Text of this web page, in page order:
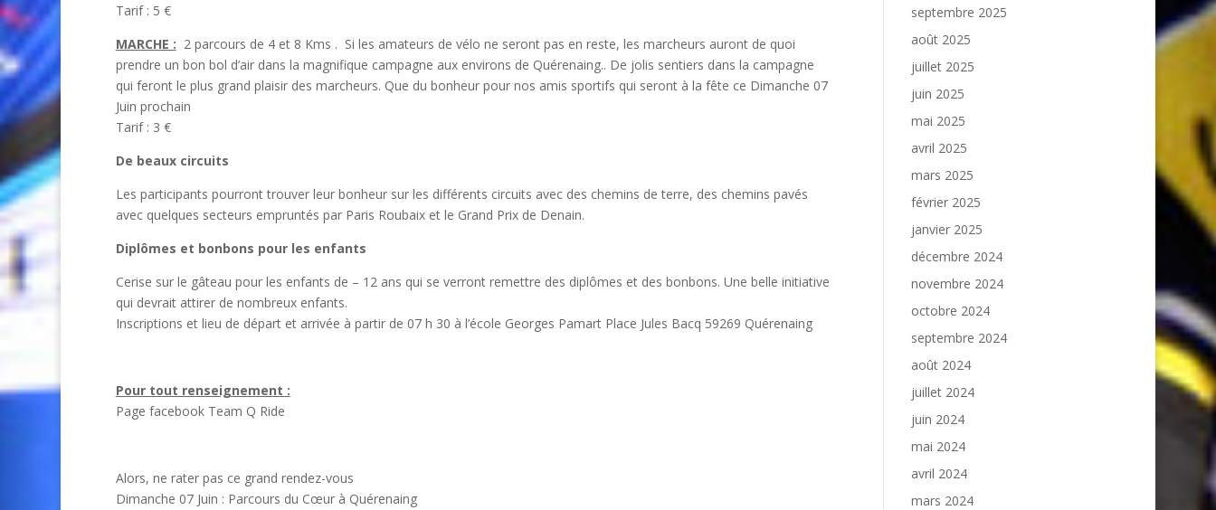
Tarif : 5 €
MARCHE : 2 parcours de 4 et 8 Kms . Si les amateurs de vélo ne seront pas en reste, les marcheurs auront de quoi
prendre un bon bol d’air dans la magnifique campagne aux environs de Quérenaing.. De jolis sentiers dans la campagne
qui feront le plus grand plaisir des marcheurs. Que du bonheur pour nos amis sportifs qui seront à la fête ce Dimanche 07
Juin prochain
Tarif : 3 €
De beaux circuits
Les participants pourront trouver leur bonheur sur les différents circuits avec des chemins de terre, des chemins pavés
avec quelques secteurs empruntés par Paris Roubaix et le Grand Prix de Denain.
Diplômes et bonbons pour les enfants
Cerise sur le gâteau pour les enfants de – 12 ans qui se verront remettre des diplômes et des bonbons. Une belle initiative
qui devrait attirer de nombreux enfants.
Inscriptions et lieu de départ et arrivée à partir de 07 h 30 à l’école Georges Pamart Place Jules Bacq 59269 Quérenaing
Pour tout renseignement :
Page facebook Team Q Ride
Alors, ne rater pas ce grand rendez-vous
Dimanche 07 Juin : Parcours du Cœur à Quérenaing
septembre 2025
août 2025
juillet 2025
juin 2025
mai 2025
avril 2025
mars 2025
février 2025
janvier 2025
décembre 2024
novembre 2024
octobre 2024
septembre 2024
août 2024
juillet 2024
juin 2024
mai 2024
avril 2024
mars 2024